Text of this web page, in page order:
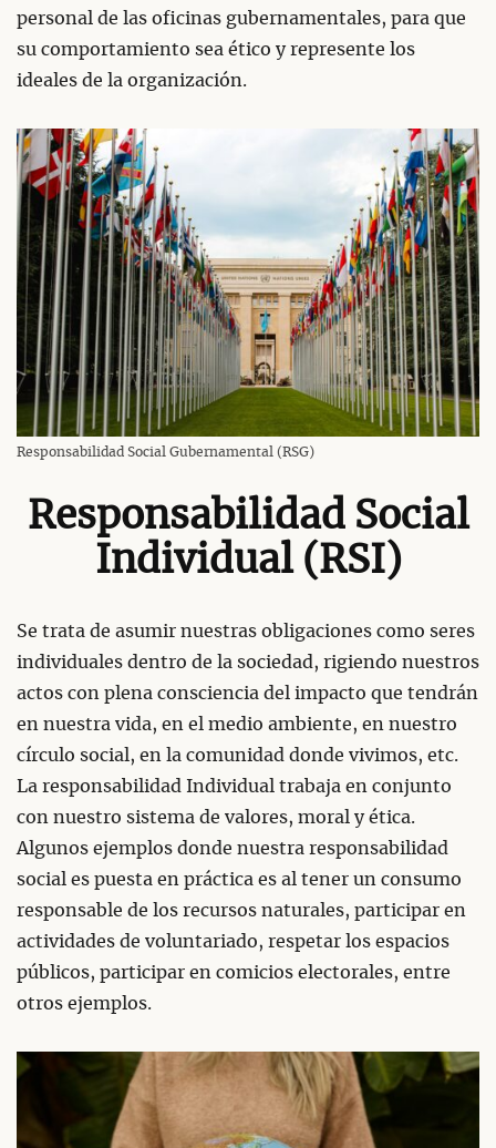
personal de las oficinas gubernamentales, para que
su comportamiento sea ético y represente los
ideales de la organización.
Responsabilidad Social Gubernamental (RSG)
Responsabilidad Social
Individual (RSI)
Se trata de asumir nuestras obligaciones como seres
individuales dentro de la sociedad, rigiendo nuestros
actos con plena consciencia del impacto que tendrán
en nuestra vida, en el medio ambiente, en nuestro
círculo social, en la comunidad donde vivimos, etc.
La responsabilidad Individual trabaja en conjunto
con nuestro sistema de valores, moral y ética.
Algunos ejemplos donde nuestra responsabilidad
social es puesta en práctica es al tener un consumo
responsable de los recursos naturales, participar en
actividades de voluntariado, respetar los espacios
públicos, participar en comicios electorales, entre
otros ejemplos.